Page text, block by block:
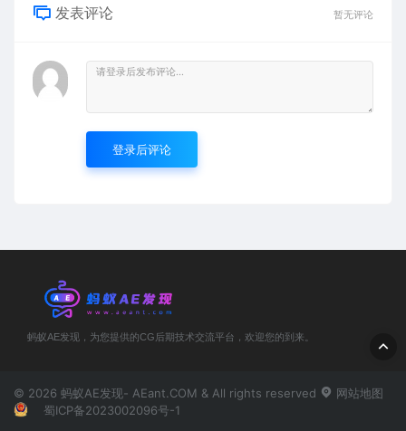
发表评论 暂无评论
登录后评论
蚂蚁AE发现，为您提供的CG后期技术交流平台，欢迎您的到来。
© 2026 蚂蚁AE发现- AEant.COM & All rights reserved
网站地图
蜀ICP备2023002096号-1